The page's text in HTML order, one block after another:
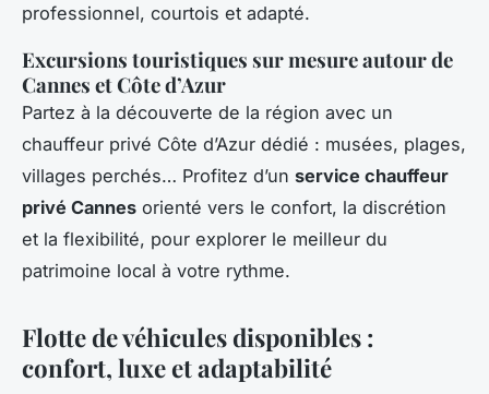
professionnel, courtois et adapté.
Excursions touristiques sur mesure autour de
Cannes et Côte d’Azur
Partez à la découverte de la région avec un
chauffeur privé Côte d’Azur dédié : musées, plages,
villages perchés… Profitez d’un service chauffeur
privé Cannes orienté vers le confort, la discrétion
et la flexibilité, pour explorer le meilleur du
patrimoine local à votre rythme.
Flotte de véhicules disponibles :
confort, luxe et adaptabilité